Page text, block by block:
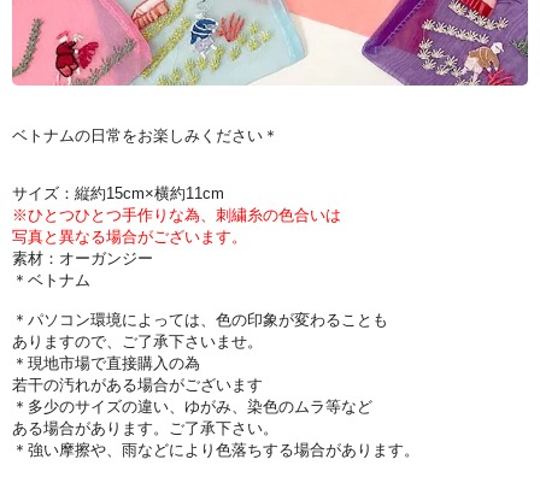
ベトナムの日常をお楽しみください＊
サイズ：縦約15cm×横約11cm
※ひとつひとつ手作りな為、刺繍糸の色合いは
写真と異なる場合がございます。
素材：オーガンジー
＊ベトナム
＊パソコン環境によっては、色の印象が変わることも
ありますので、ご了承下さいませ。
＊現地市場で直接購入の為
若干の汚れがある場合がございます
＊多少のサイズの違い、ゆがみ、染色のムラ等など
ある場合があります。ご了承下さい。
＊強い摩擦や、雨などにより色落ちする場合があります。